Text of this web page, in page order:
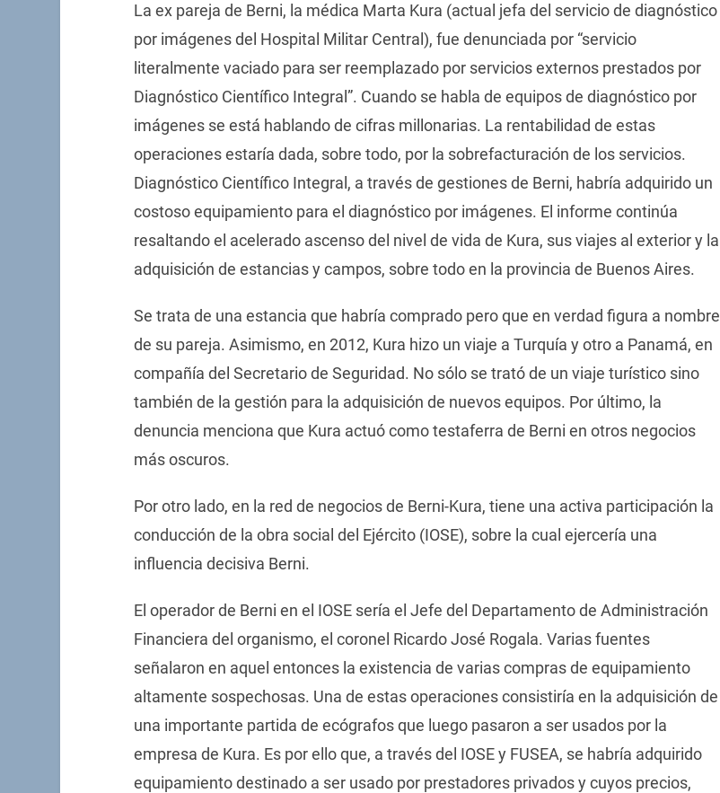
La ex pareja de Berni, la médica Marta Kura (actual jefa del servicio de diagnóstico
por imágenes del Hospital Militar Central), fue denunciada por “servicio
literalmente vaciado para ser reemplazado por servicios externos prestados por
Diagnóstico Científico Integral”. Cuando se habla de equipos de diagnóstico por
imágenes se está hablando de cifras millonarias. La rentabilidad de estas
operaciones estaría dada, sobre todo, por la sobrefacturación de los servicios.
Diagnóstico Científico Integral, a través de gestiones de Berni, habría adquirido un
costoso equipamiento para el diagnóstico por imágenes. El informe continúa
resaltando el acelerado ascenso del nivel de vida de Kura, sus viajes al exterior y la
adquisición de estancias y campos, sobre todo en la provincia de Buenos Aires.
Se trata de una estancia que habría comprado pero que en verdad figura a nombre
de su pareja. Asimismo, en 2012, Kura hizo un viaje a Turquía y otro a Panamá, en
compañía del Secretario de Seguridad. No sólo se trató de un viaje turístico sino
también de la gestión para la adquisición de nuevos equipos. Por último, la
denuncia menciona que Kura actuó como testaferra de Berni en otros negocios
más oscuros.
Por otro lado, en la red de negocios de Berni-Kura, tiene una activa participación la
conducción de la obra social del Ejército (IOSE), sobre la cual ejercería una
influencia decisiva Berni.
El operador de Berni en el IOSE sería el Jefe del Departamento de Administración
Financiera del organismo, el coronel Ricardo José Rogala. Varias fuentes
señalaron en aquel entonces la existencia de varias compras de equipamiento
altamente sospechosas. Una de estas operaciones consistiría en la adquisición de
una importante partida de ecógrafos que luego pasaron a ser usados por la
empresa de Kura. Es por ello que, a través del IOSE y FUSEA, se habría adquirido
equipamiento destinado a ser usado por prestadores privados y cuyos precios,